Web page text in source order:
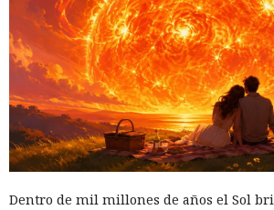
Dentro de mil millones de años el Sol